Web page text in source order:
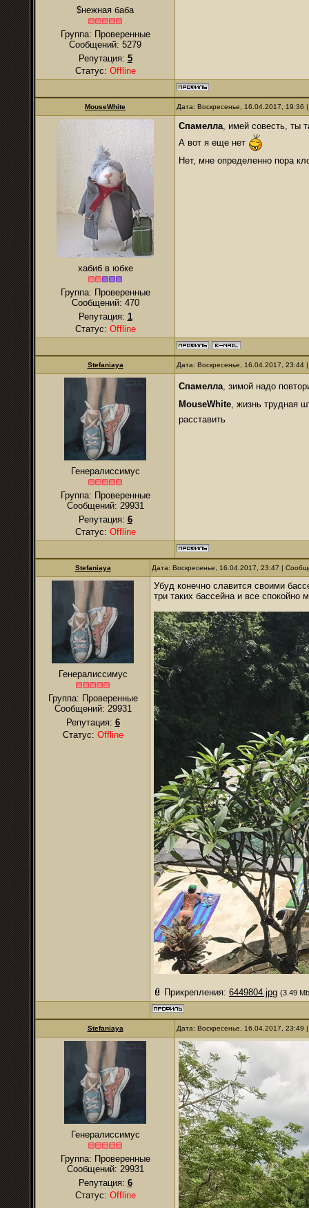
$нежная баба
Группа: Проверенные
Сообщений: 5279
Репутация: 5
Статус: Offline
MouseWhite Дата: Воскресенье, 16.04.2017,
хабиб в юбке
Группа: Проверенные
Сообщений: 470
Репутация: 1
Статус: Offline
Спамелла , имей совесть, ты
А вот я еще нет
Нет, мне определенно пора
Stefaniaya Дата: Воскресенье, 16.04.2017,
Генералиссимус
Группа: Проверенные
Сообщений: 29931
Репутация: 6
Статус: Offline
Спамелла , зимой надо
MouseWhite, жизнь трудная
расставить
Stefaniaya Дата: Воскресенье, 16.04.2017, 23:47 |
Генералиссимус
Группа: Проверенные
Сообщений: 29931
Репутация: 6
Статус: Offline
Убуд конечно славится своими
три таких бассейна и все спокойно
Прикрепления: 6449804.jpg (3.49
Stefaniaya Дата: Воскресенье, 16.04.2017,
Генералиссимус
Группа: Проверенные
Сообщений: 29931
Репутация: 6
Статус: Offline